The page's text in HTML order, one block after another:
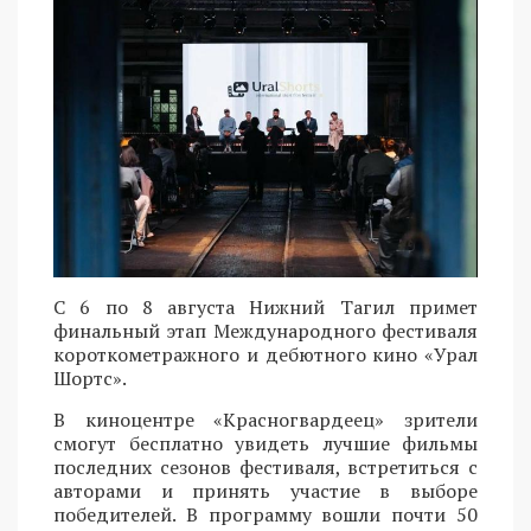
С 6 по 8 августа Нижний Тагил примет
финальный этап Международного фестиваля
короткометражного и дебютного кино «Урал
Шортс».
В киноцентре «Красногвардеец» зрители
смогут бесплатно увидеть лучшие фильмы
последних сезонов фестиваля, встретиться с
авторами и принять участие в выборе
победителей. В программу вошли почти 50